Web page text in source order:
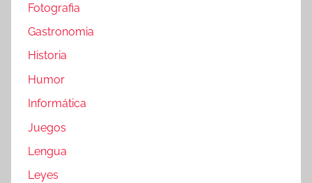
Fotografia
Gastronomia
Historia
Humor
Informática
Juegos
Lengua
Leyes